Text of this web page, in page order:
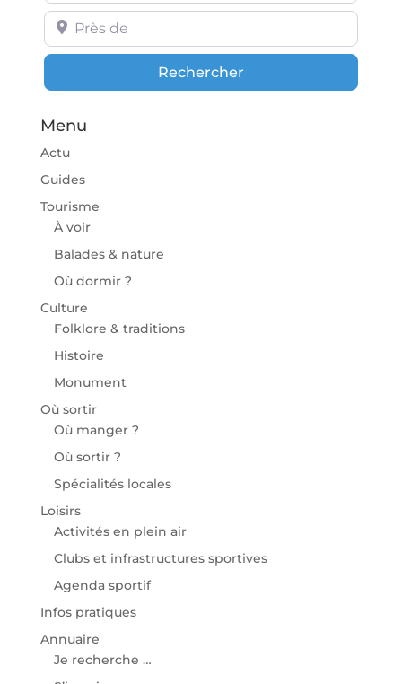
Près de
RechercherRechercher
Menu
Actu
Guides
Tourisme
À voir
Balades & nature
Où dormir ?
Culture
Folklore & traditions
Histoire
Monument
Où sortir
Où manger ?
Où sortir ?
Spécialités locales
Loisirs
Activités en plein air
Clubs et infrastructures sportives
Agenda sportif
Infos pratiques
Annuaire
Je recherche …